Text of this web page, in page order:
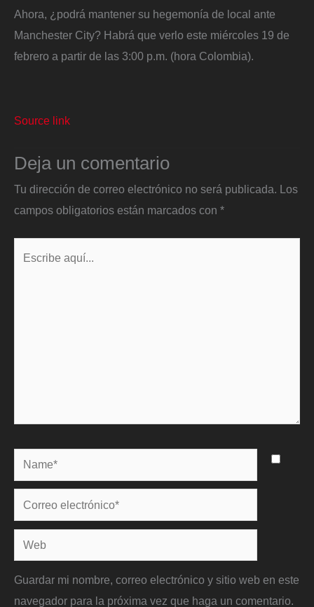
Ahora, ¿podrá mantener su hegemonía de local ante
Manchester City? Habrá que verlo este miércoles 19 de
febrero a partir de las 3:00 p.m. (hora Colombia).
Source link
Deja un comentario
Tu dirección de correo electrónico no será publicada. Los
campos obligatorios están marcados con *
Name*
Correo
electrónico*
Web
Guardar mi nombre, correo electrónico y sitio web en este
navegador para la próxima vez que haga un comentario.